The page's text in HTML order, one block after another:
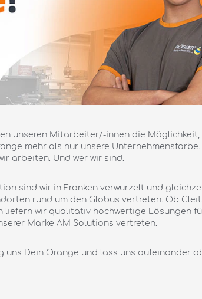
unseren Mitarbeiter/-innen die
mehr als nur unsere
arbeiten. Und wer wir sind.
sind wir in Franken verwurzelt und
rund um den Globus vertreten. Ob
liefern wir qualitativ hochwertige Lösungen
Marke AM Solutions vertreten.
uns Dein Orange und lass uns aufeinander